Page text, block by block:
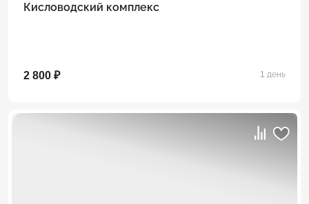
Кисловодский комплекс
2 800 ₽ 1 день